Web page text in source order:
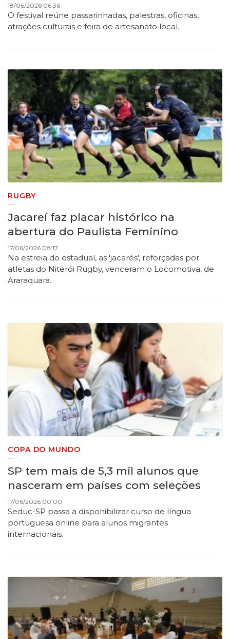
18/06/2026 06:36
O festival reúne passarinhadas, palestras, oficinas,
atrações culturais e feira de artesanato local.
RUGBY
Jacareí faz placar histórico na
abertura do Paulista Feminino
17/06/2026 08:17
Na estreia do estadual, as 'jacarés', reforçadas por
atletas do Niterói Rugby, venceram o Locomotiva, de
Araraquara.
COPA DO MUNDO
SP tem mais de 5,3 mil alunos que
nasceram em países com seleções
17/06/2026 00:00
Seduc-SP passa a disponibilizar curso de língua
portuguesa online para alunos migrantes
internacionais.